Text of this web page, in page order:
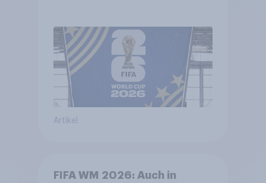
Artikel
FIFA WM 2026: Auch in